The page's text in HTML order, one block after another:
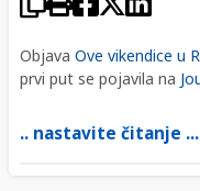
Objava Ove vikendice u
prvi put se pojavila na
.. nastavite čitanje ...